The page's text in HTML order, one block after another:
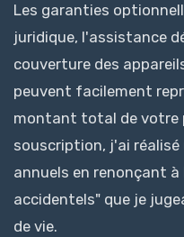
Les garanties
juridique, l'assistance
couverture des
peuvent facilement
montant total de votre
souscription, j'ai
annuels en renonçant
accidentels" que je
de vie.